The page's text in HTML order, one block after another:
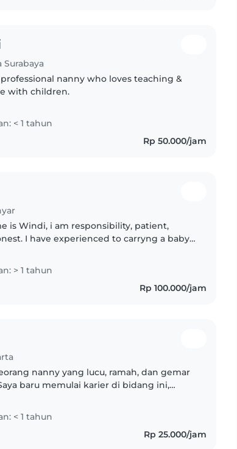
professional nanny who loves teaching &
with children.
< 1 tahun
Rp 50.000/jam
is Windi, i am responsibility, patient,
I have experienced to carryng a baby
> 1 tahun
Rp 100.000/jam
nanny yang lucu, ramah, dan gemar
baru memulai karier di bidang ini,
sekolah..
< 1 tahun
Rp 25.000/jam